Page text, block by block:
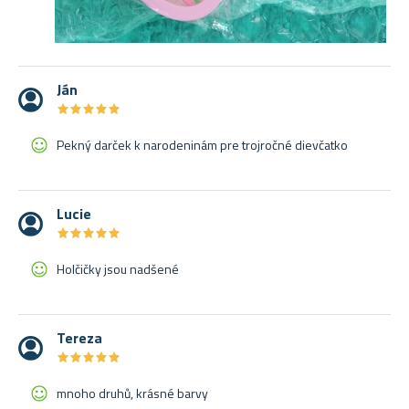
Ján
★★★★★
★★★★★
Pekný darček k narodeninám pre trojročné dievčatko
Lucie
★★★★★
★★★★★
Holčičky jsou nadšené
Tereza
★★★★★
★★★★★
mnoho druhů, krásné barvy